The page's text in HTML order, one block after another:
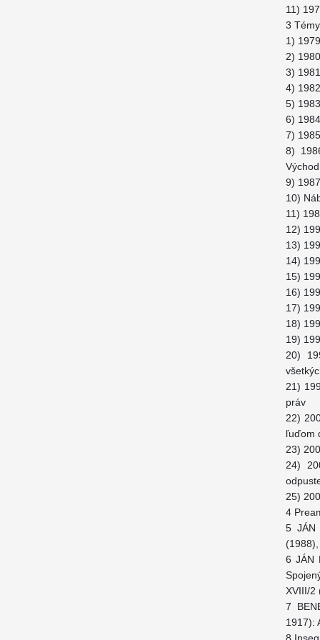
11)
3
1)
2)
3)
4)
5)
6)
7)
8)
9)
10)
11)
12)
13)
14)
15)
16)
17)
18)
19)
20)
21)
práv
22)
ľuďom
23)
24)
25)
4
5 JÁN
6 JÁN
XVIII/2
7
1917):